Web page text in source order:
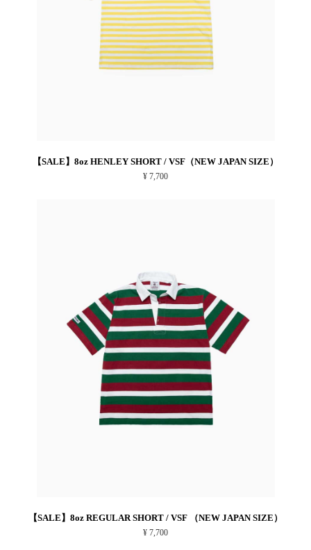
【SALE】8oz HENLEY SHORT / VSF（NEW JAPAN SIZE）
¥ 7,700
【SALE】8oz REGULAR SHORT / VSF （NEW JAPAN SIZE）
¥ 7,700